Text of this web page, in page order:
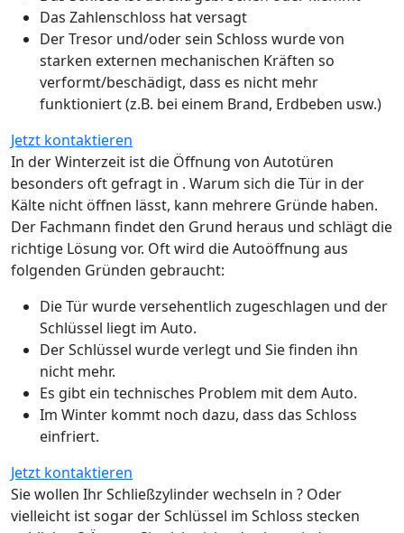
Das Zahlenschloss hat versagt
Der Tresor und/oder sein Schloss wurde von
starken externen mechanischen Kräften so
verformt/beschädigt, dass es nicht mehr
funktioniert (z.B. bei einem Brand, Erdbeben usw.)
Jetzt kontaktieren
In der Winterzeit ist die Öffnung von Autotüren
besonders oft gefragt in . Warum sich die Tür in der
Kälte nicht öffnen lässt, kann mehrere Gründe haben.
Der Fachmann findet den Grund heraus und schlägt die
richtige Lösung vor. Oft wird die Autoöffnung aus
folgenden Gründen gebraucht:
Die Tür wurde versehentlich zugeschlagen und der
Schlüssel liegt im Auto.
Der Schlüssel wurde verlegt und Sie finden ihn
nicht mehr.
Es gibt ein technisches Problem mit dem Auto.
Im Winter kommt noch dazu, dass das Schloss
einfriert.
Jetzt kontaktieren
Sie wollen Ihr Schließzylinder wechseln in ? Oder
vielleicht ist sogar der Schlüssel im Schloss stecken